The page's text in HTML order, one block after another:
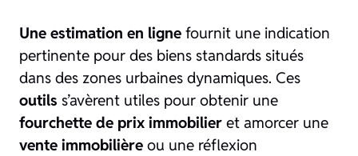
Une estimation en ligne fournit une indication
pertinente pour des biens standards situés
dans des zones urbaines dynamiques. Ces
outils s’avèrent utiles pour obtenir une
fourchette de prix immobilier et amorcer une
vente immobilière ou une réflexion